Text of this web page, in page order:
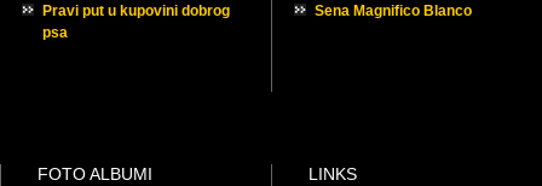
Pravi put u kupovini dobrog
psa
Sena Magnifico Blanco
FOTO ALBUMI LINKS